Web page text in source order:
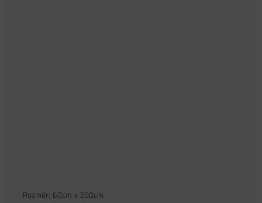
Rozměr: 60cm x 200cm